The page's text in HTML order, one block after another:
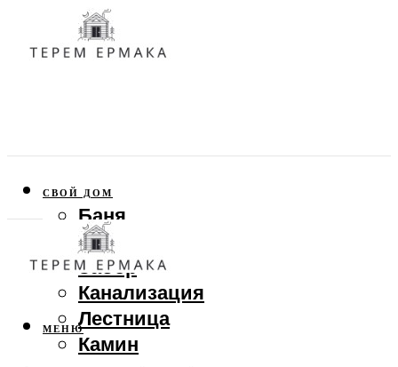
СВОЙ ДОМ
Баня
Веранда
Забор
Канализация
Лестница
Камин
МЕНЮ